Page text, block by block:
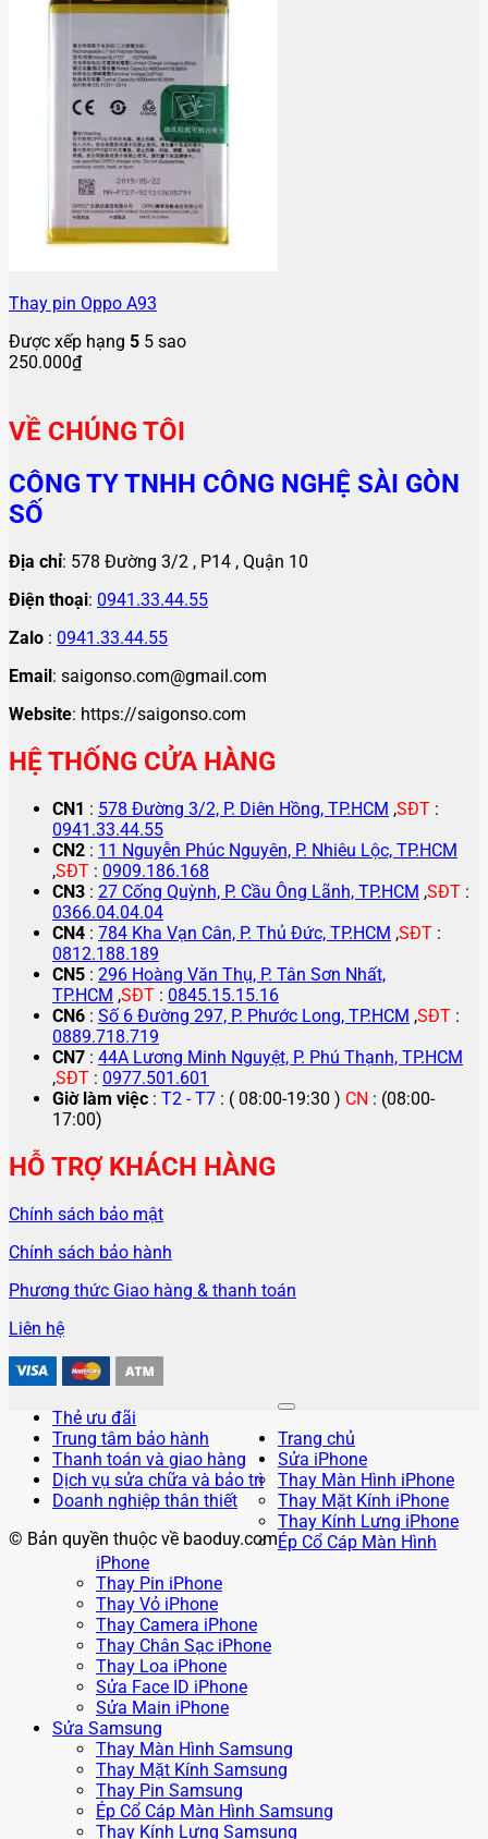
Thay pin Oppo A93
Được xếp hạng 5 5 sao
250.000₫
VỀ CHÚNG TÔI
CÔNG TY TNHH CÔNG NGHỆ SÀI GÒN
SỐ
Địa chỉ: 578 Đường 3/2 , P14 , Quận 10
Điện thoại: 0941.33.44.55
Zalo : 0941.33.44.55
Email: saigonso.com@gmail.com
Website: https://saigonso.com
HỆ THỐNG CỬA HÀNG
CN1 : 578 Đường 3/2, P. Diên Hồng, TP.HCM ,SĐT :
0941.33.44.55
CN2 : 11 Nguyễn Phúc Nguyên, P. Nhiêu Lộc, TP.HCM
,SĐT : 0909.186.168
CN3 : 27 Cống Quỳnh, P. Cầu Ông Lãnh, TP.HCM ,SĐT :
0366.04.04.04
CN4 : 784 Kha Vạn Cân, P. Thủ Đức, TP.HCM ,SĐT :
0812.188.189
CN5 : 296 Hoàng Văn Thụ, P. Tân Sơn Nhất,
TP.HCM ,SĐT : 0845.15.15.16
CN6 : Số 6 Đường 297, P. Phước Long, TP.HCM ,SĐT :
0889.718.719
CN7 : 44A Lương Minh Nguyệt, P. Phú Thạnh, TP.HCM
,SĐT : 0977.501.601
Giờ làm việc : T2 - T7 : ( 08:00-19:30 ) CN : (08:00-
17:00)
HỖ TRỢ KHÁCH HÀNG
Chính sách bảo mật
Chính sách bảo hành
Phương thức Giao hàng & thanh toán
Liên hệ
Thẻ ưu đãi
Trung tâm bảo hành
Thanh toán và giao hàng
Dịch vụ sửa chữa và bảo trì
Doanh nghiệp thân thiết
© Bản quyền thuộc về baoduy.com
Trang chủ
Sửa iPhone
Thay Màn Hình iPhone
Thay Mặt Kính iPhone
Thay Kính Lưng iPhone
Ép Cổ Cáp Màn Hình
iPhone
Thay Pin iPhone
Thay Vỏ iPhone
Thay Camera iPhone
Thay Chân Sạc iPhone
Thay Loa iPhone
Sửa Face ID iPhone
Sửa Main iPhone
Sửa Samsung
Thay Màn Hình Samsung
Thay Mặt Kính Samsung
Thay Pin Samsung
Ép Cổ Cáp Màn Hình Samsung
Thay Kính Lưng Samsung